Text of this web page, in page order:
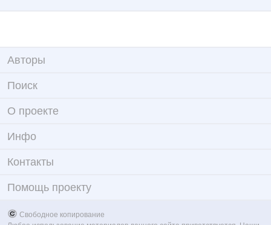
Авторы
Поиск
О проекте
Инфо
Контакты
Помощь проекту
Свободное копирование